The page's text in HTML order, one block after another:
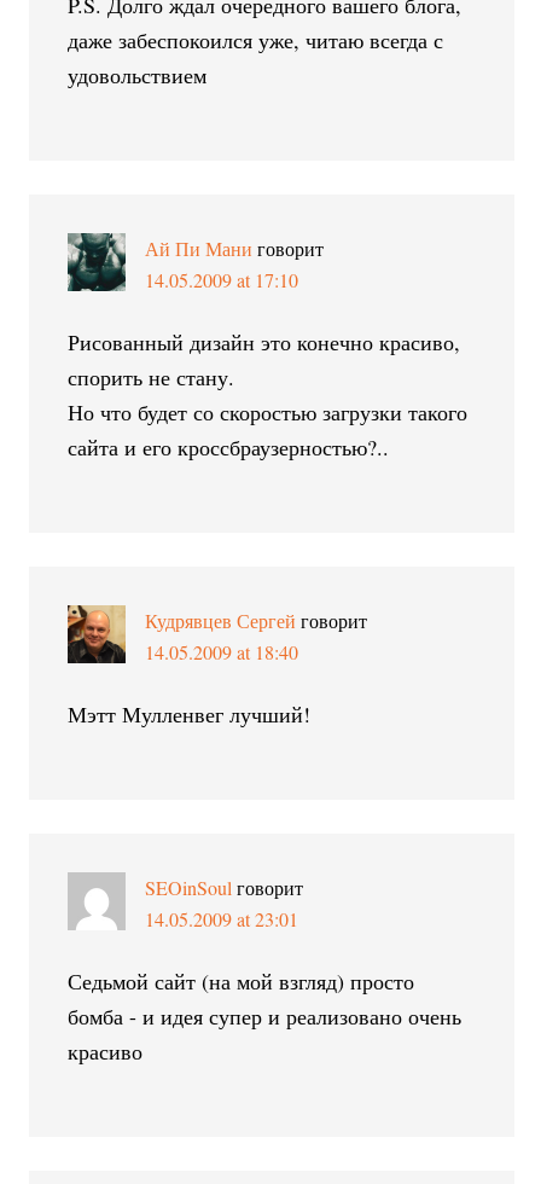
даже забеспокоился уже, читаю всегда с
удовольствием
Ай Пи Мани говорит
14.05.2009 at 17:10
Рисованный дизайн это конечно красиво,
спорить не стану.
Но что будет со скоростью загрузки такого
сайта и его кроссбраузерностью?..
Кудрявцев Сергей говорит
14.05.2009 at 18:40
Мэтт Мулленвег лучший!
SEOinSoul говорит
14.05.2009 at 23:01
Седьмой сайт (на мой взгляд) просто
бомба - и идея супер и реализовано очень
красиво